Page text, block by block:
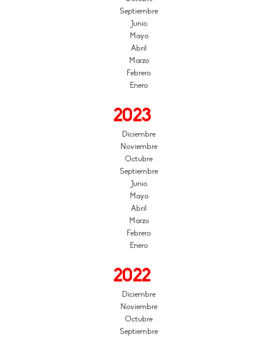
Septiembre
Junio
Mayo
Abril
Marzo
Febrero
Enero
2023
Diciembre
Noviembre
Octubre
Septiembre
Junio
Mayo
Abril
Marzo
Febrero
Enero
2022
Diciembre
Noviembre
Octubre
Septiembre